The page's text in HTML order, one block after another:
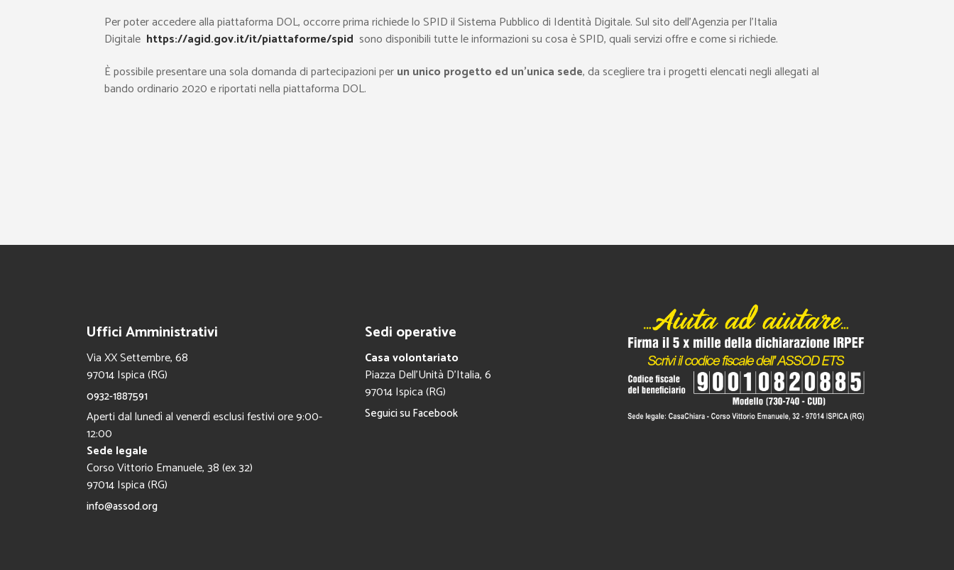
Per poter accedere alla piattaforma DOL, occorre prima richiede lo SPID il Sistema Pubblico di Identità Digitale. Sul sito dell’Agenzia per l’Italia
Digitale https://agid.gov.it/it/piattaforme/spid sono disponibili tutte le informazioni su cosa è SPID, quali servizi offre e come si richiede.
È possibile presentare una sola domanda di partecipazioni perun unico progetto ed un’unica sede, da scegliere tra i progetti elencati negli allegati al
bando ordinario 2020 e riportati nella piattaforma DOL.
Uffici Amministrativi
Via XX Settembre, 68
97014 Ispica (RG)
0932-1887591
Aperti dal lunedì al venerdì esclusi festivi ore 9:00-
12:00
Sede legale
Corso Vittorio Emanuele, 38 (ex 32)
97014 Ispica (RG)
info@assod.org
Sedi operative
Casa volontariato
Piazza Dell’Unità D’Italia, 6
97014 Ispica (RG)
Seguici su Facebook